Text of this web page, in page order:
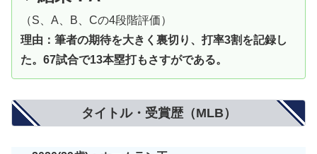
（S、A、B、Cの4段階評価）
理由： 筆者の期待を大きく裏切り、打率3割を記録し
た。67試合で13本塁打もさすがである。
タイトル・受賞歴（MLB）